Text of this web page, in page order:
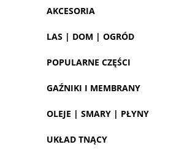
AKCESORIA
LAS | DOM | OGRÓD
POPULARNE CZĘŚCI
GAŹNIKI I MEMBRANY
OLEJE | SMARY | PŁYNY
UKŁAD TNĄCY